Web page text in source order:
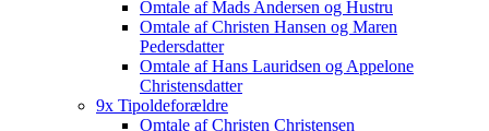
Omtale af Mads Andersen og Hustru
Omtale af Christen Hansen og Maren
Pedersdatter
Omtale af Hans Lauridsen og Appelone
Christensdatter
9x Tipoldeforældre
Omtale af Christen Christensen